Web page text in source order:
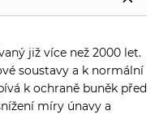
již více než 2000 let.
soustavy a k normální
k ochraně buněk před
míry únavy a